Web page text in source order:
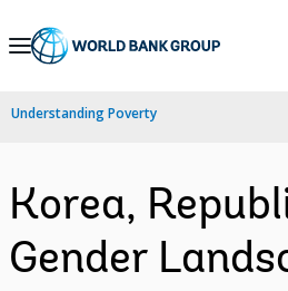
Skip
Navigation
Understanding Poverty
Korea,
Gender